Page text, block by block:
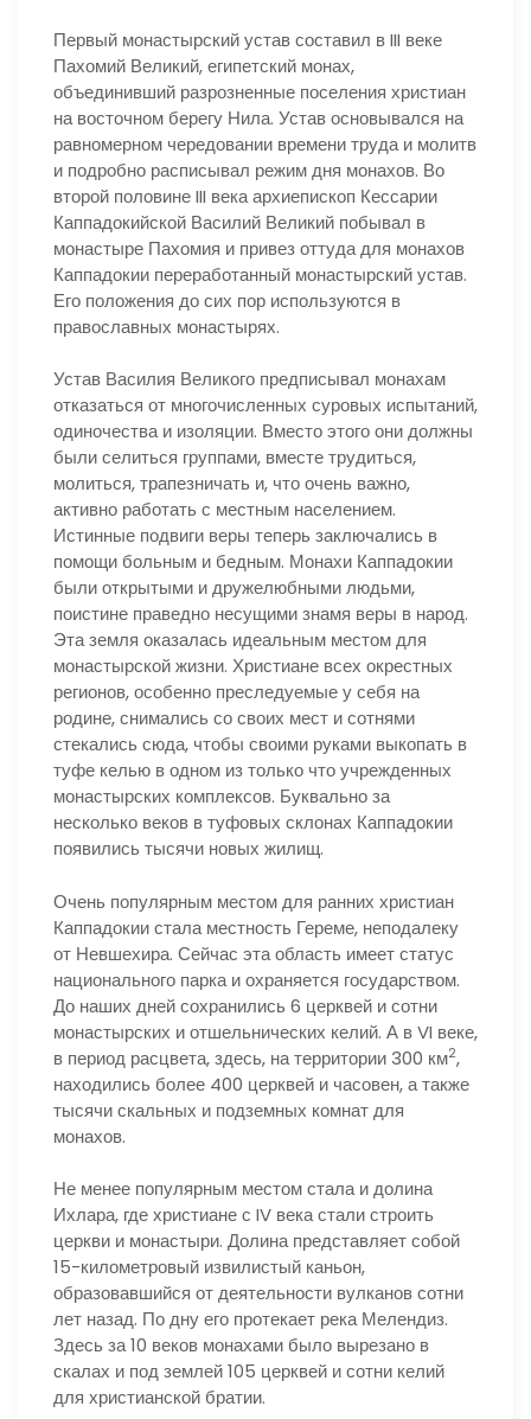
Первый монастырский устав составил в III веке
Пахомий Великий, египетский монах,
объединивший разрозненные поселения христиан
на восточном берегу Нила. Устав основывался на
равномерном чередовании времени труда и молитв
и подробно расписывал режим дня монахов. Во
второй половине III века архиепископ Кессарии
Каппадокийской Василий Великий побывал в
монастыре Пахомия и привез оттуда для монахов
Каппадокии переработанный монастырский устав.
Его положения до сих пор используются в
православных монастырях.
Устав Василия Великого предписывал монахам
отказаться от многочисленных суровых испытаний,
одиночества и изоляции. Вместо этого они должны
были селиться группами, вместе трудиться,
молиться, трапезничать и, что очень важно,
активно работать с местным населением.
Истинные подвиги веры теперь заключались в
помощи больным и бедным. Монахи Каппадокии
были открытыми и дружелюбными людьми,
поистине праведно несущими знамя веры в народ.
Эта земля оказалась идеальным местом для
монастырской жизни. Христиане всех окрестных
регионов, особенно преследуемые у себя на
родине, снимались со своих мест и сотнями
стекались сюда, чтобы своими руками выкопать в
туфе келью в одном из только что учрежденных
монастырских комплексов. Буквально за
несколько веков в туфовых склонах Каппадокии
появились тысячи новых жилищ.
Очень популярным местом для ранних христиан
Каппадокии стала местность Гереме, неподалеку
от Невшехира. Сейчас эта область имеет статус
национального парка и охраняется государством.
До наших дней сохранились 6 церквей и сотни
монастырских и отшельнических келий. А в VI веке,
в период расцвета, здесь, на территории 300 км2,
находились более 400 церквей и часовен, а также
тысячи скальных и подземных комнат для
монахов.
Не менее популярным местом стала и долина
Ихлара, где христиане с IV века стали строить
церкви и монастыри. Долина представляет собой
15-километровый извилистый каньон,
образовавшийся от деятельности вулканов сотни
лет назад. По дну его протекает река Мелендиз.
Здесь за 10 веков монахами было вырезано в
скалах и под землей 105 церквей и сотни келий
для христианской братии.